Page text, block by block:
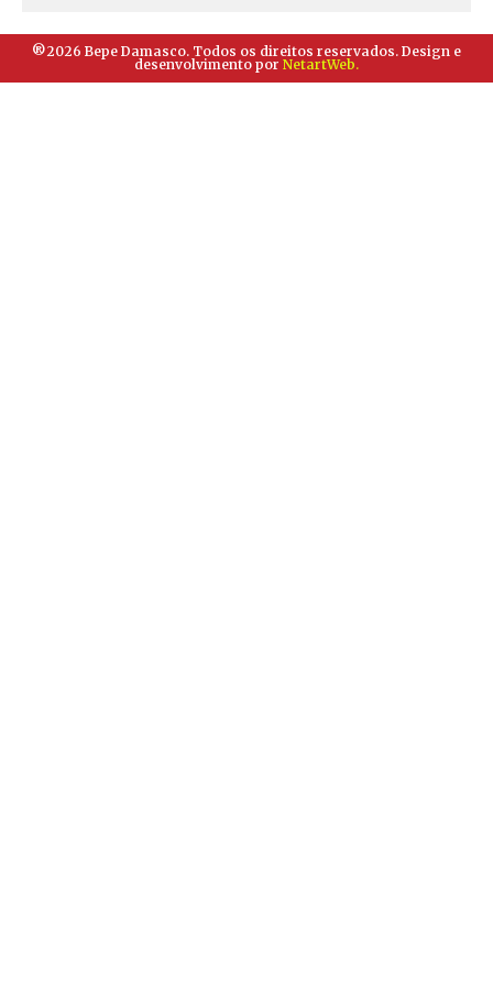
®2026 Bepe Damasco. Todos os direitos reservados. Design e
desenvolvimento por NetartWeb.